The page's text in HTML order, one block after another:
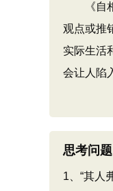
《自相
观点或推
实际生活
会让人陷
思考问题
1、“其人